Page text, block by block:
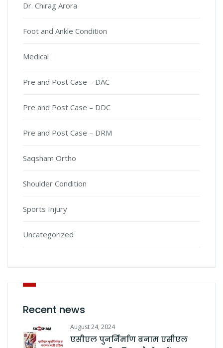
Dr. Chirag Arora
Foot and Ankle Condition
Medical
Pre and Post Case – DAC
Pre and Post Case – DDC
Pre and Post Case – DRM
Saqsham Ortho
Shoulder Condition
Sports Injury
Uncategorized
Recent news
August 24, 2024
एसीएल पुनर्निर्माण बनाम एसीएल